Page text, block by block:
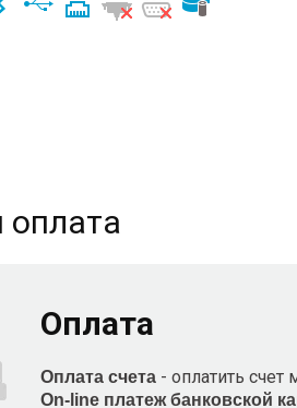
оплата
Оплата
Оплата счета - оплатить
On-line платеж банковской